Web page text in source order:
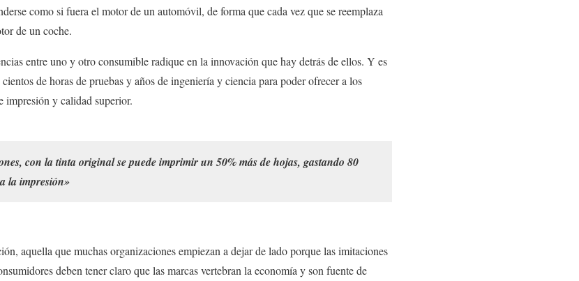
como si fuera el motor de un automóvil, de forma que cada vez que se reemplaza
de un coche.
entre uno y otro consumible radique en la innovación que hay detrás de ellos. Y es
de horas de pruebas y años de ingeniería y ciencia para poder ofrecer a los
impresión y calidad superior.
con la tinta original se puede imprimir un 50% más de hojas, gastando 80
la impresión»
aquella que muchas organizaciones empiezan a dejar de lado porque las imitaciones
deben tener claro que las marcas vertebran la economía y son fuente de